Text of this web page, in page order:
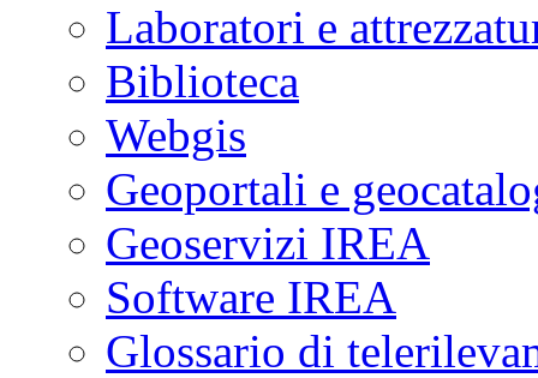
Laboratori e
Biblioteca
Webgis
Geoportali e
Geoservizi IREA
Software IREA
Glossario di